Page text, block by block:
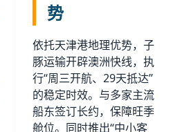
势
依托天津港地理优势，子
豚运输开辟澳洲快线，执
行“周三开航、29天抵达”
的稳定时效。与多家主流
船东签订长约，保障旺季
舱位。同时推出“中小客